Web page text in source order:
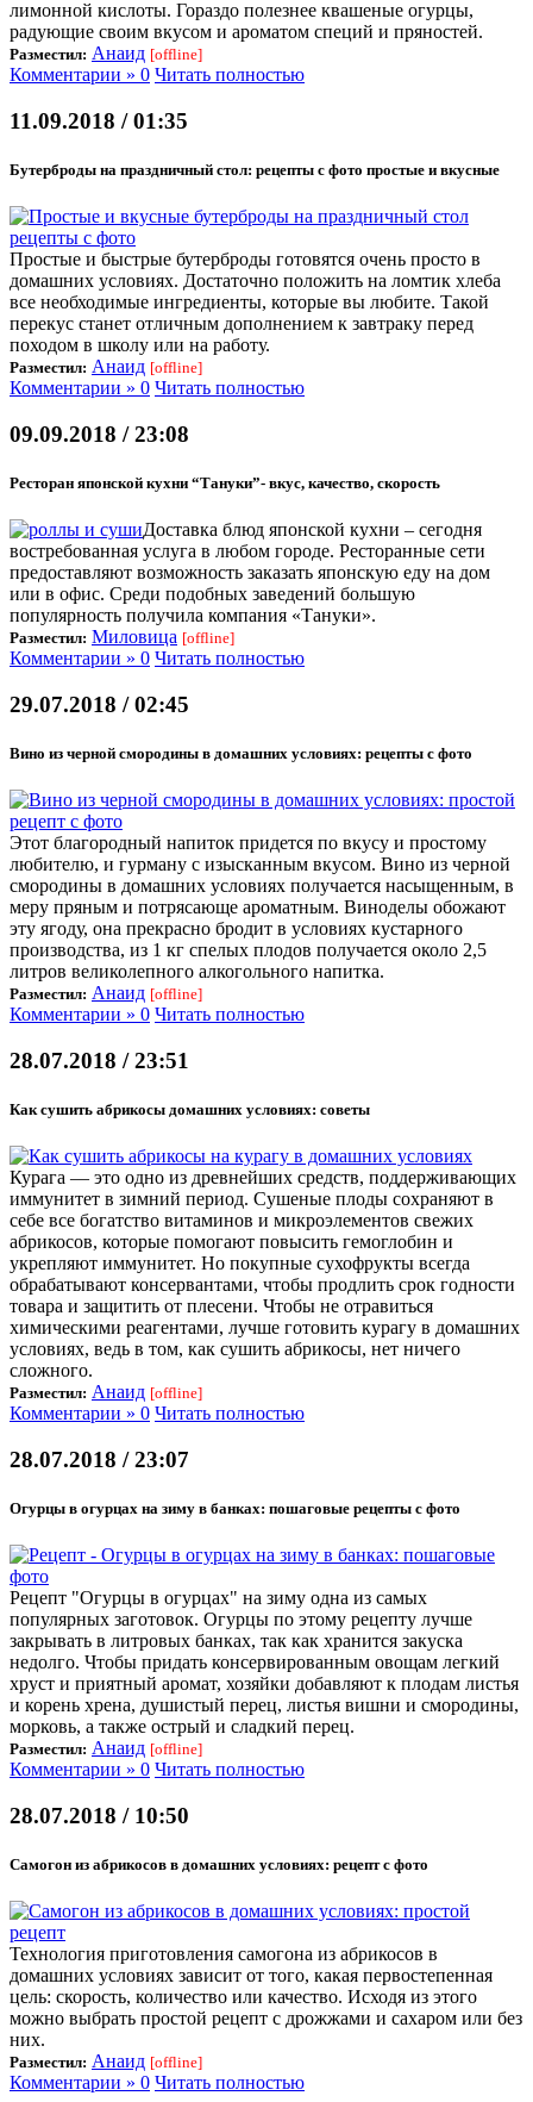
лимонной кислоты. Гораздо полезнее квашеные огурцы,
радующие своим вкусом и ароматом специй и пряностей.
Разместил: Анаид [offline]
Комментарии » 0 Читать полностью
11.09.2018 / 01:35
Бутерброды на праздничный стол: рецепты с фото простые и вкусные
Простые и быстрые бутерброды готовятся очень просто в
домашних условиях. Достаточно положить на ломтик хлеба
все необходимые ингредиенты, которые вы любите. Такой
перекус станет отличным дополнением к завтраку перед
походом в школу или на работу.
Разместил: Анаид [offline]
Комментарии » 0 Читать полностью
09.09.2018 / 23:08
Ресторан японской кухни “Тануки”- вкус, качество, скорость
Доставка блюд японской кухни – сегодня
востребованная услуга в любом городе. Ресторанные сети
предоставляют возможность заказать японскую еду на дом
или в офис. Среди подобных заведений большую
популярность получила компания «Тануки».
Разместил: Миловица [offline]
Комментарии » 0 Читать полностью
29.07.2018 / 02:45
Вино из черной смородины в домашних условиях: рецепты с фото
Этот благородный напиток придется по вкусу и простому
любителю, и гурману с изысканным вкусом. Вино из черной
смородины в домашних условиях получается насыщенным, в
меру пряным и потрясающе ароматным. Виноделы обожают
эту ягоду, она прекрасно бродит в условиях кустарного
производства, из 1 кг спелых плодов получается около 2,5
литров великолепного алкогольного напитка.
Разместил: Анаид [offline]
Комментарии » 0 Читать полностью
28.07.2018 / 23:51
Как сушить абрикосы домашних условиях: советы
Курага — это одно из древнейших средств, поддерживающих
иммунитет в зимний период. Сушеные плоды сохраняют в
себе все богатство витаминов и микроэлементов свежих
абрикосов, которые помогают повысить гемоглобин и
укрепляют иммунитет. Но покупные сухофрукты всегда
обрабатывают консервантами, чтобы продлить срок годности
товара и защитить от плесени. Чтобы не отравиться
химическими реагентами, лучше готовить курагу в домашних
условиях, ведь в том, как сушить абрикосы, нет ничего
сложного.
Разместил: Анаид [offline]
Комментарии » 0 Читать полностью
28.07.2018 / 23:07
Огурцы в огурцах на зиму в банках: пошаговые рецепты с фото
Рецепт "Огурцы в огурцах" на зиму одна из самых
популярных заготовок. Огурцы по этому рецепту лучше
закрывать в литровых банках, так как хранится закуска
недолго. Чтобы придать консервированным овощам легкий
хруст и приятный аромат, хозяйки добавляют к плодам листья
и корень хрена, душистый перец, листья вишни и смородины,
морковь, а также острый и сладкий перец.
Разместил: Анаид [offline]
Комментарии » 0 Читать полностью
28.07.2018 / 10:50
Самогон из абрикосов в домашних условиях: рецепт с фото
Технология приготовления самогона из абрикосов в
домашних условиях зависит от того, какая первостепенная
цель: скорость, количество или качество. Исходя из этого
можно выбрать простой рецепт с дрожжами и сахаром или без
них.
Разместил: Анаид [offline]
Комментарии » 0 Читать полностью